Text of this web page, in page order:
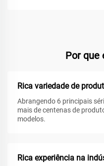
Por que
Rica variedade de
Abrangendo 6 principais
mais de centenas de
modelos.
Rica experiência na